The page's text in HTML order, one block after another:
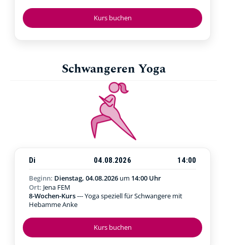
Kurs buchen
Schwangeren Yoga
Kurs buchen
Di 04.08.2026
14:00
Beginn: Dienstag, 04.08.2026 um 14:00 Uhr
Ort: Jena FEM
8-Wochen-Kurs--- Yoga speziell für Schwangere mit
Hebamme Anke